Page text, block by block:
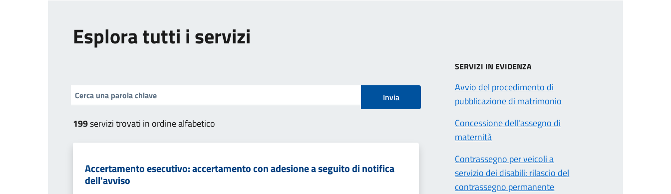
Esplora tutti i servizi
Invia
199servizi trovati in ordine alfabetico
Accertamento esecutivo: accertamento con adesione a seguito di notifica
dell'avviso
SERVIZI IN EVIDENZA
Avvio del procedimento di
pubblicazione di matrimonio
Concessione dell'assegno di
maternità
Contrassegno per veicoli a
servizio dei disabili: rilascio del
contrassegno permanente